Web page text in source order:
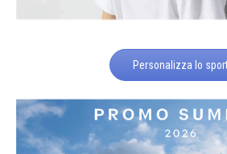
Personalizza lo